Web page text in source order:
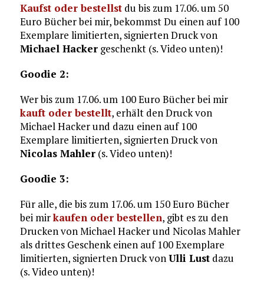
Kaufst oder bestellstdu bis zum 17.06. um 50
Euro Bücher bei mir, bekommst Du einen auf 100
Exemplare limitierten, signierten Druck von
Michael Hackergeschenkt (s. Video unten)!
Goodie 2:
Wer bis zum 17.06. um 100 Euro Bücher bei mir
kauft oder bestellt, erhält den Druck von
Michael Hacker und dazu einen auf 100
Exemplare limitierten, signierten Druck von
Nicolas Mahler(s. Video unten)!
Goodie 3:
Für alle, die bis zum 17.06. um 150 Euro Bücher
bei mirkaufen oder bestellen, gibt es zu den
Drucken von Michael Hacker und Nicolas Mahler
als drittes Geschenk einen auf 100 Exemplare
limitierten, signierten Druck von Ulli Lustdazu
(s. Video unten)!